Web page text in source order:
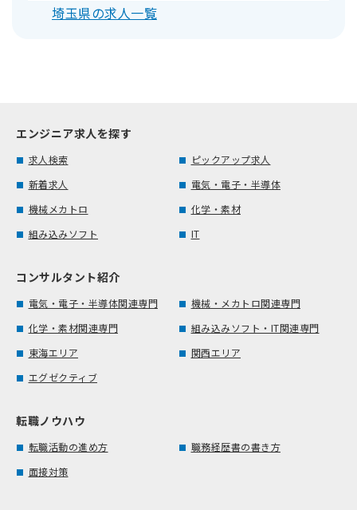
埼玉県の求人一覧
エンジニア求人を探す
求人検索
ピックアップ求人
新着求人
電気・電子・半導体
機械メカトロ
化学・素材
組み込みソフト
IT
コンサルタント紹介
電気・電子・半導体関連専門
機械・メカトロ関連専門
化学・素材関連専門
組み込みソフト・IT関連専門
東海エリア
関西エリア
エグゼクティブ
転職ノウハウ
転職活動の進め方
職務経歴書の書き方
面接対策